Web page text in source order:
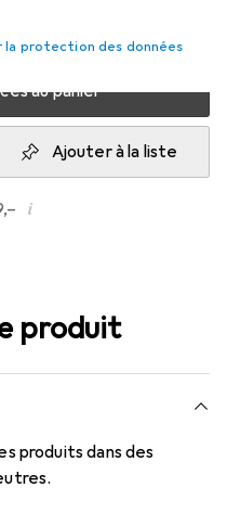
la protection des données
au panier
Ajouter à la liste
i
produit
produits dans des